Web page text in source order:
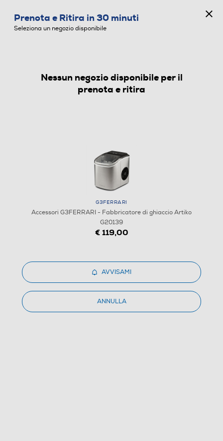
ACCESSORI
G3FERRARI - Fabbricatore di ghiaccio Artiko G20139
(0)
Prenota e Ritira in 30 minuti
Seleziona un negozio disponibile
Nessun negozio disponibile per il
prenota e ritira
G3FERRARI
Accessori G3FERRARI - Fabbricatore di ghiaccio Artiko
G20139
€ 119,00
AVVISAMI
ANNULLA